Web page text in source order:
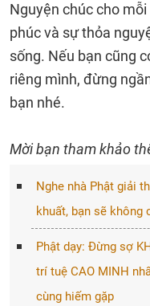
Nguyện chúc cho
phúc và sự thỏa
sống. Nếu bạn cũng
riêng mình, đừng
bạn nhé.
Mời bạn tham khảo
Nghe nhà Phật giải
khuất, bạn sẽ không
Phật dạy: Đừng sợ
trí tuệ CAO MINH
cùng hiếm gặp